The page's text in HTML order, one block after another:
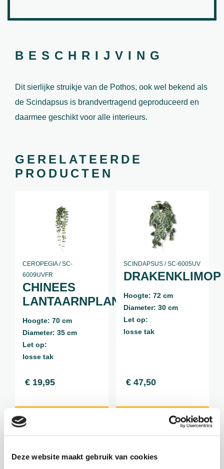
Deze website maakt gebruik van cookies
BESCHRIJVING
Dit sierlijke struikje van de Pothos, ook wel bekend als
de Scindapsus is brandvertragend geproduceerd en
daarmee geschikt voor alle interieurs.
GERELATEERDE
PRODUCTEN
CEROPEGIA / SC-
6009UVFR
CHINEES
LANTAARNPLANTJE
Hoogte: 70 cm
Diameter: 35 cm
Let op:
losse tak
€ 19,95
SCINDAPSUS / SC-6005UV
DRAKENKLIMOP
Hoogte: 72 cm
Diameter: 30 cm
Let op:
losse tak
€47,50
BEKIJK PRODUCT